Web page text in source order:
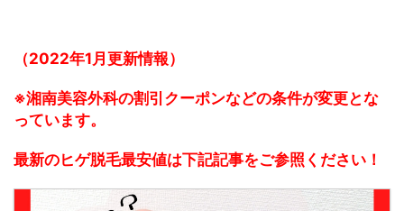
（2022年1月更新情報）
※湘南美容外科の割引クーポンなどの条件が変更とな
っています。
最新のヒゲ脱毛最安値は下記記事をご参照ください！